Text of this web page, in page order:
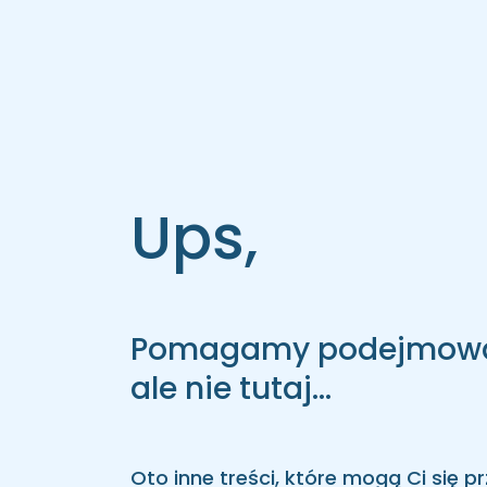
Ups,
Pomagamy
ale nie tutaj...
Oto inne treści, które mogą Ci się